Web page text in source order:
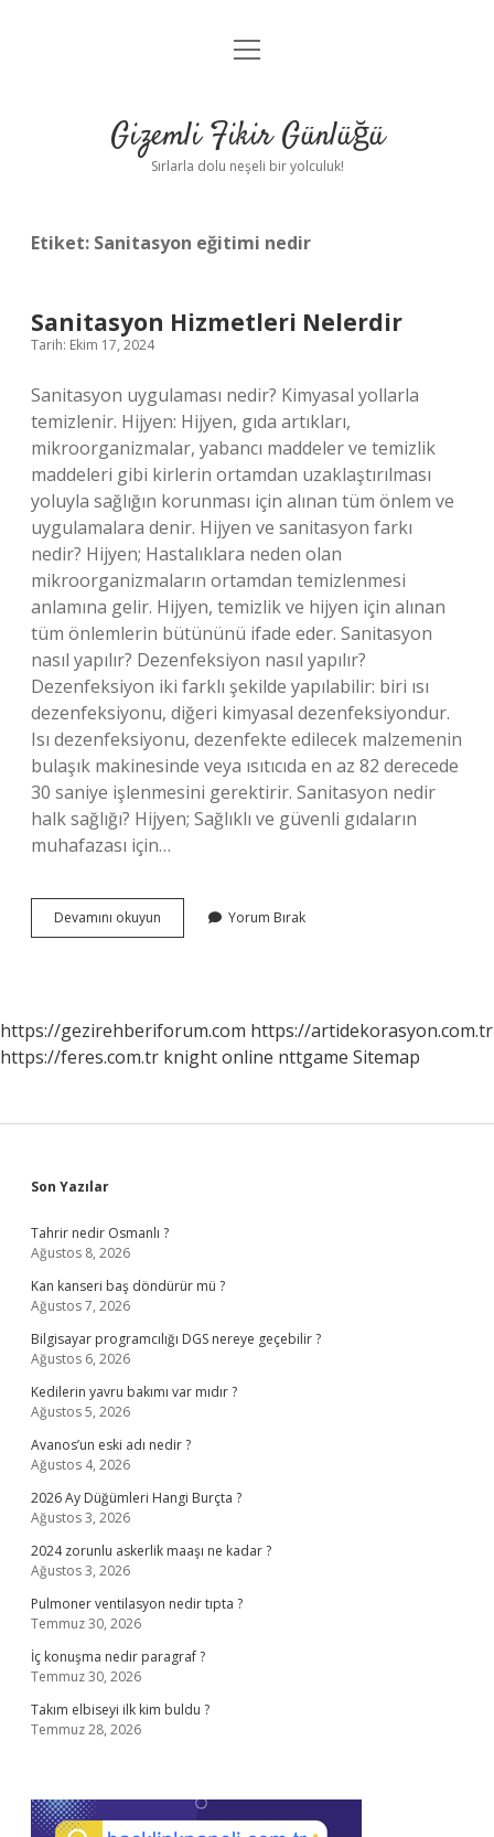
Anasayfa
Yasal Uyarı
menüyü
Gizemli Fikir Günlüğü
Sırlarla dolu neşeli bir yolculuk!
Etiket: Sanitasyon eğitimi nedir
Sanitasyon Hizmetleri Nelerdir
Tarih: Ekim 17, 2024
Sanitasyon uygulaması nedir? Kimyasal yollarla
temizlenir. Hijyen: Hijyen, gıda artıkları,
mikroorganizmalar, yabancı maddeler ve temizlik
maddeleri gibi kirlerin ortamdan uzaklaştırılması
yoluyla sağlığın korunması için alınan tüm önlem ve
uygulamalara denir. Hijyen ve sanitasyon farkı
nedir? Hijyen; Hastalıklara neden olan
mikroorganizmaların ortamdan temizlenmesi
anlamına gelir. Hijyen, temizlik ve hijyen için alınan
tüm önlemlerin bütününü ifade eder. Sanitasyon
nasıl yapılır? Dezenfeksiyon nasıl yapılır? ​​
Dezenfeksiyon iki farklı şekilde yapılabilir: biri ısı
dezenfeksiyonu, diğeri kimyasal dezenfeksiyondur.
Isı dezenfeksiyonu, dezenfekte edilecek malzemenin
bulaşık makinesinde veya ısıtıcıda en az 82 derecede
30 saniye işlenmesini gerektirir. Sanitasyon nedir
halk sağlığı? Hijyen; Sağlıklı ve güvenli gıdaların
muhafazası için…
Devamını okuyun Sanitasyon
Hizmetleri
Yorum Bırak
https://gezirehberiforum.com https://artidekorasyon.com.tr
https://feres.com.tr knight online nttgame Sitemap
Sidebar
Son Yazılar
Tahrir nedir Osmanlı ?
Ağustos 8, 2026
Kan kanseri baş döndürür mü ?
Ağustos 7, 2026
Bilgisayar programcılığı DGS nereye geçebilir ?
Ağustos 6, 2026
Kedilerin yavru bakımı var mıdır ?
Ağustos 5, 2026
Avanos’un eski adı nedir ?
Ağustos 4, 2026
2026 Ay Düğümleri Hangi Burçta ?
Ağustos 3, 2026
2024 zorunlu askerlik maaşı ne kadar ?
Ağustos 3, 2026
Pulmoner ventilasyon nedir tıpta ?
Temmuz 30, 2026
İç konuşma nedir paragraf ?
Temmuz 30, 2026
Takım elbiseyi ilk kim buldu ?
Temmuz 28, 2026